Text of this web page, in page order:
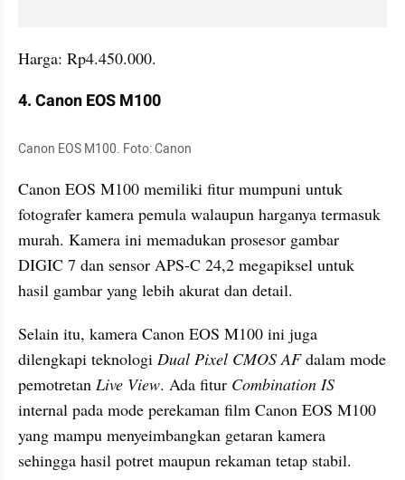
Harga: Rp4.450.000.
4. Canon EOS M100
Canon EOS M100. Foto: Canon
Canon EOS M100 memiliki fitur mumpuni untuk
fotografer kamera pemula walaupun harganya termasuk
murah. Kamera ini memadukan prosesor gambar
DIGIC 7 dan sensor APS-C 24,2 megapiksel untuk
hasil gambar yang lebih akurat dan detail.
Selain itu, kamera Canon EOS M100 ini juga
dilengkapi teknologi Dual Pixel CMOS AF dalam mode
pemotretan Live View. Ada fitur Combination IS
internal pada mode perekaman film Canon EOS M100
yang mampu menyeimbangkan getaran kamera
sehingga hasil potret maupun rekaman tetap stabil.